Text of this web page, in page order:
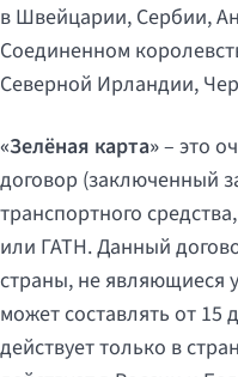
в Швейцарии, Сербии,
Соединенном
Северной Ирландии,
«Зелёная карта»– это
договор (заключенный
транспортного
или ГАТН. Данный
страны, не являющиеся
может составлять от 15
действует только в